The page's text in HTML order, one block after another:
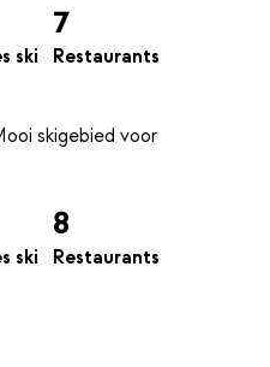
ski
7
Restaurants
skigebied voor
ski
8
Restaurants